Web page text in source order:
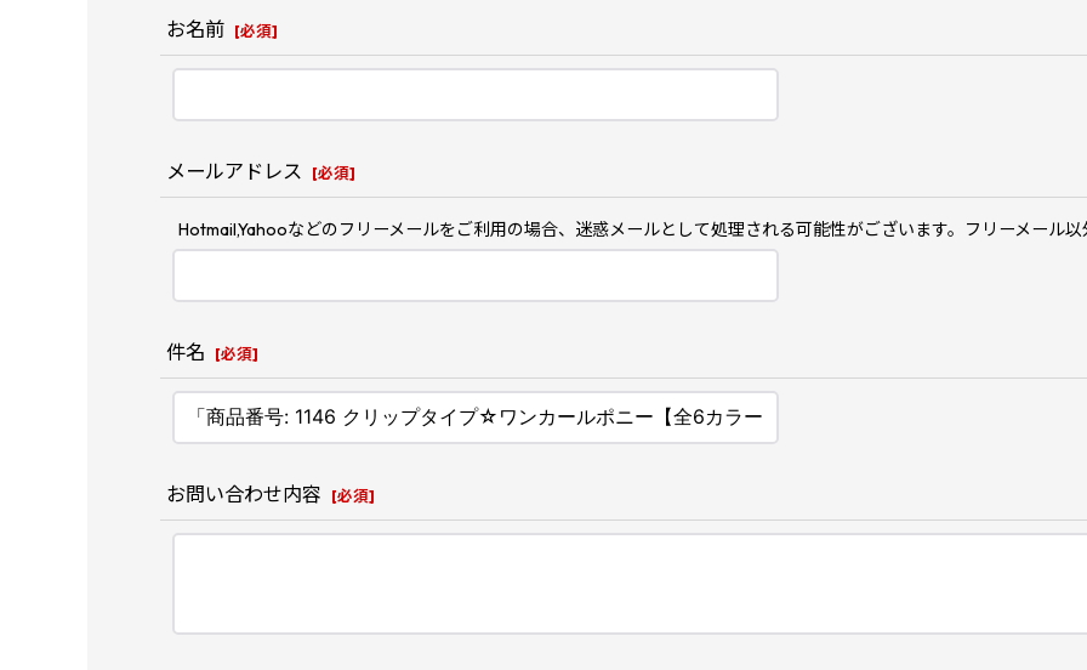
お名前 [必須]
メールアドレス [必須]
Hotmail,Yahooなどのフリーメールをご利用の場合、迷惑メールとして処理される可能性がございます。フリーメール以
件名 [必須]
お問い合わせ内容 [必須]